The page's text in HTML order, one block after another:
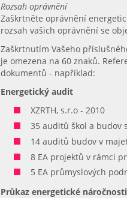
Rozsah oprávnění
Zaškrtněte oprávnění
rozsah vašich oprávnění se
Zaškrtnutím Vašeho
je omezena na 60 znaků.
dokumentů - například:
Energetický audit
XZRTH, s.r.o - 2010
35 auditů škol a budov
14 auditů budov v
8 EA projektů v rámci
5 EA průmyslových
Průkaz energetické